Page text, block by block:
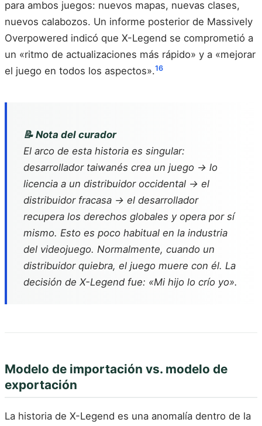
para ambos juegos: nuevos mapas, nuevas clases,
nuevos calabozos. Un informe posterior de Massively
Overpowered indicó que X-Legend se comprometió a
un «ritmo de actualizaciones más rápido» y a «mejorar
el juego en todos los aspectos».16
📝 Nota del curador
El arco de esta historia es singular:
desarrollador taiwanés crea un juego → lo
licencia a un distribuidor occidental → el
distribuidor fracasa → el desarrollador
recupera los derechos globales y opera por sí
mismo. Esto es poco habitual en la industria
del videojuego. Normalmente, cuando un
distribuidor quiebra, el juego muere con él. La
decisión de X-Legend fue: «Mi hijo lo crío yo».
Modelo de importación vs. modelo de
exportación
La historia de X-Legend es una anomalía dentro de la